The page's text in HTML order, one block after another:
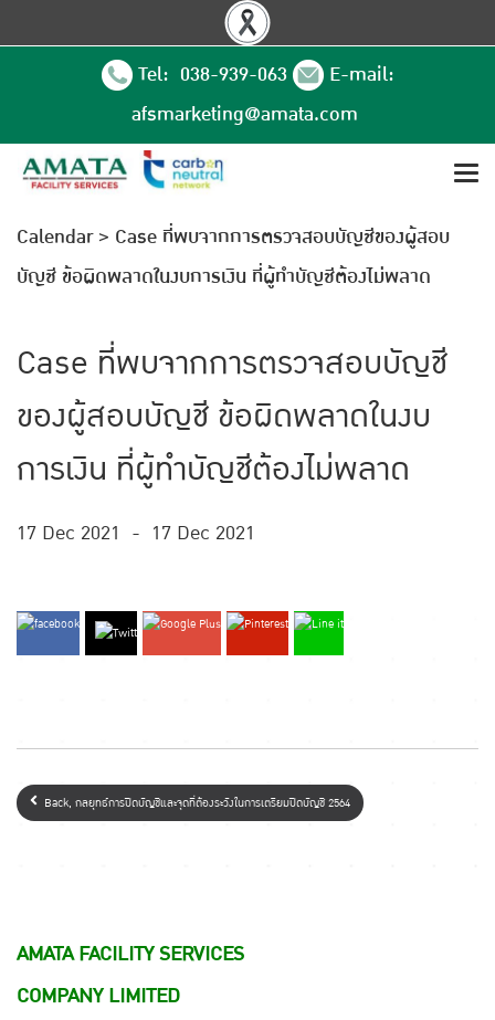
Tel: 038-939-063
E-mail:
afsmarketing@amata.com
Calendar> Case ที่พบจากการตรวจสอบบัญชีของผู้สอบ
บัญชี ข้อผิดพลาดในงบการเงิน ที่ผู้ทำบัญชีต้องไม่พลาด
Case ที่พบจากการตรวจสอบบัญชี
ของผู้สอบบัญชี ข้อผิดพลาดในงบ
การเงิน ที่ผู้ทำบัญชีต้องไม่พลาด
17 Dec 2021 - 17 Dec 2021
Back, กลยุทธ์การปิดบัญชีและจุดที่ต้องระวังในการเตรียมปิดบัญชี 2564
AMATA FACILITY SERVICES
COMPANY LIMITED